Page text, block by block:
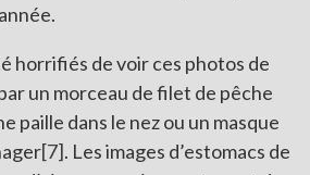
horrifiés de voir ces photos de
un morceau de filet de pêche
paille dans le nez ou un masque
[7]. Les images d’estomacs de